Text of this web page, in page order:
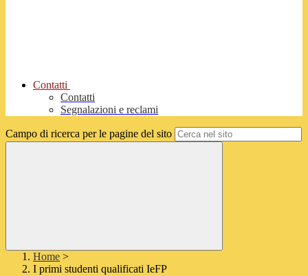
Contatti
Contatti
Segnalazioni e reclami
Campo di ricerca per le pagine del sito
Home >
I primi studenti qualificati IeFP